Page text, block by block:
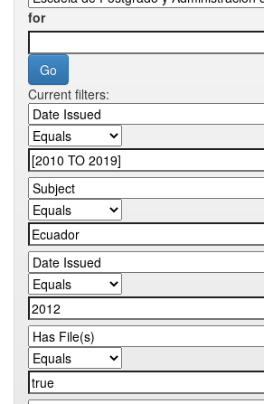
for
Current filters: